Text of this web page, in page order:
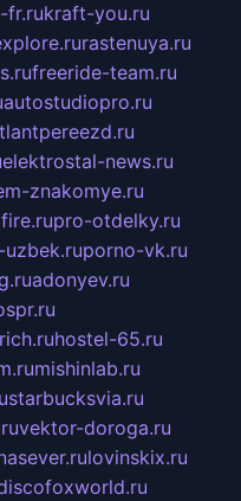
fr.rukraft-you.ru
rastenuya.ru
freeride-team.ru
autostudiopro.ru
elektrostal-news.ru
znakomye.ru
pro-otdelky.ru
uzbek.ruporno-vk.ru
adonyev.ru
hostel-65.ru
mishinlab.ru
starbucksvia.ru
vektor-doroga.ru
lovinskix.ru